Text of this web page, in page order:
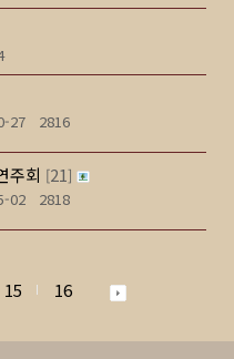
27 2816
주회 [21]
02 2818
15 16